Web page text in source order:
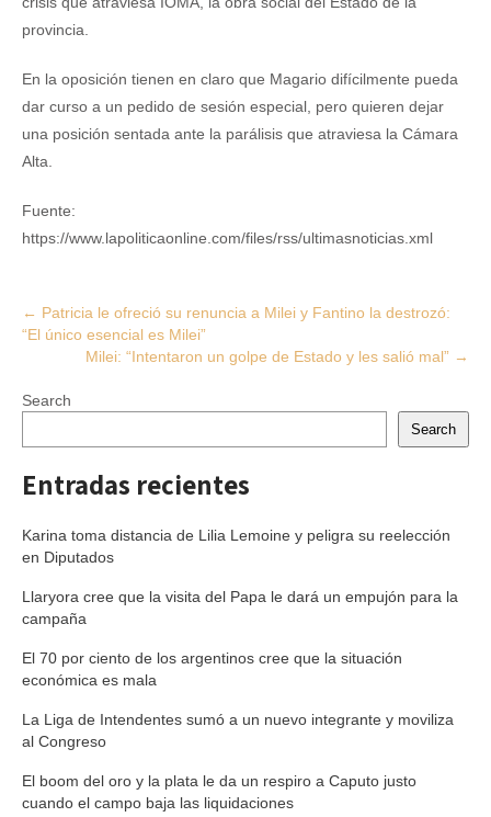
provincia.
En la oposición tienen en claro que Magario difícilmente pueda
dar curso a un pedido de sesión especial, pero quieren dejar
una posición sentada ante la parálisis que atraviesa la Cámara
Alta.
Fuente:
https://www.lapoliticaonline.com/files/rss/ultimasnoticias.xml
Post
navigation
← Patricia le ofreció su renuncia a Milei y Fantino la destrozó:
“El único esencial es Milei”
Milei: “Intentaron un golpe de Estado y les salió mal” →
Search
Search
Entradas recientes
Karina toma distancia de Lilia Lemoine y peligra su reelección
en Diputados
Llaryora cree que la visita del Papa le dará un empujón para la
campaña
El 70 por ciento de los argentinos cree que la situación
económica es mala
La Liga de Intendentes sumó a un nuevo integrante y moviliza
al Congreso
El boom del oro y la plata le da un respiro a Caputo justo
cuando el campo baja las liquidaciones